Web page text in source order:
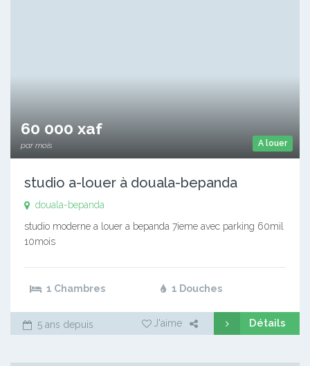
A louer
60 000 xaf
par mois
studio a-louer à douala-bepanda
douala-bepanda
studio moderne a louer a bepanda 7ieme avec parking 60mil
10mois
1 Chambres 1 Douches
5 ans depuis J'aime Détails